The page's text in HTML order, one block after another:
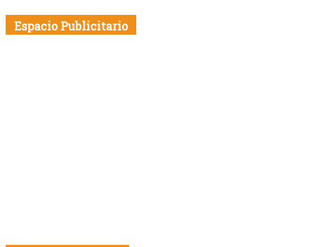
Espacio Publicitario